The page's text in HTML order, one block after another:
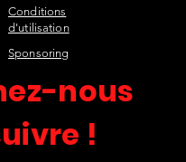
Conditions
d'utilisation
Sponsoring
nous
!